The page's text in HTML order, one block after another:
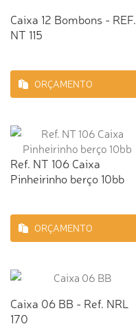
Caixa 12 Bombons - REF.
NT 115
ORÇAMENTO
Ref. NT 106 Caixa
Pinheirinho berço 10bb
ORÇAMENTO
Caixa 06 BB - Ref. NRL
170